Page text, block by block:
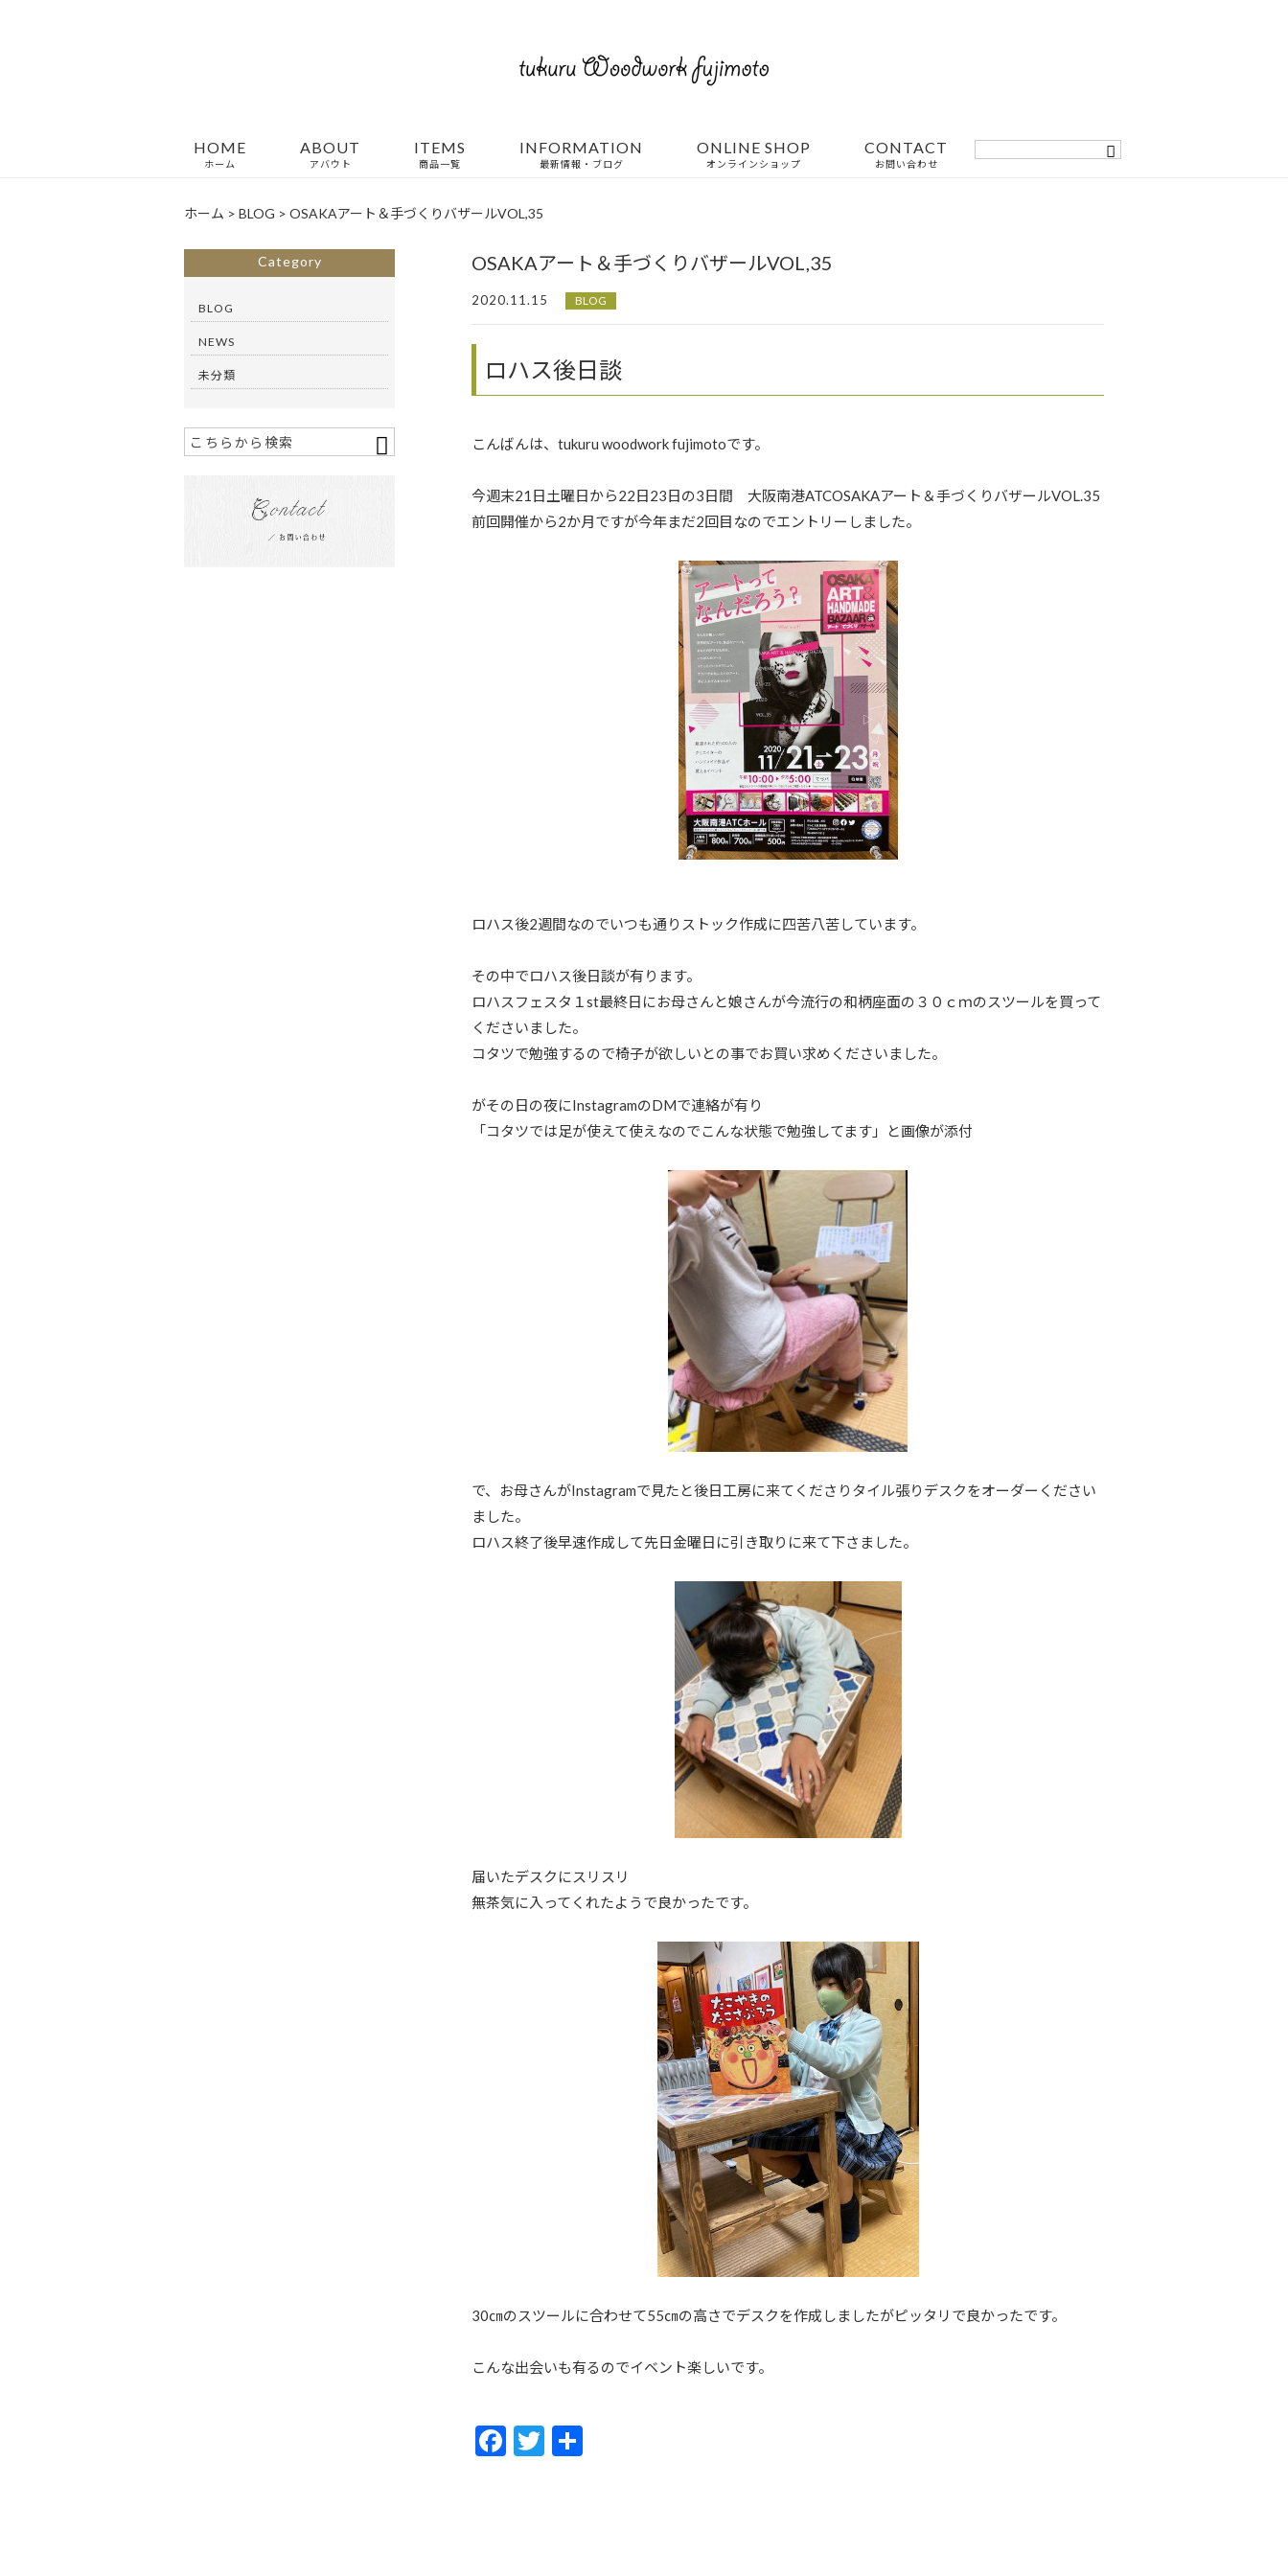
HOME
ホーム
ABOUT
アバウト
ITEMS
商品一覧
INFORMATION
最新情報・ブログ
ONLINE SHOP
オンラインショップ
CONTACT
お問い合わせ
ホーム > BLOG > OSAKAアート＆手づくりバザールVOL,35
OSAKAアート＆手づくりバザールVOL,35
2020.11.15 BLOG
ロハス後日談
こんばんは、tukuru woodwork fujimotoです。
今週末21日土曜日から22日23日の3日間 大阪南港ATCOSAKAアート＆手づくりバザールVOL.35
前回開催から2か月ですが今年まだ2回目なのでエントリーしました。
ロハス後2週間なのでいつも通りストック作成に四苦八苦しています。
その中でロハス後日談が有ります。
ロハスフェスタ１st最終日にお母さんと娘さんが今流行の和柄座面の３０ｃｍのスツールを買って
くださいました。
コタツで勉強するので椅子が欲しいとの事でお買い求めくださいました。
がその日の夜にInstagramのDMで連絡が有り
「コタツでは足が使えて使えなのでこんな状態で勉強してます」と画像が添付
で、お母さんがInstagramで見たと後日工房に来てくださりタイル張りデスクをオーダーください
ました。
ロハス終了後早速作成して先日金曜日に引き取りに来て下さました。
届いたデスクにスリスリ
無茶気に入ってくれたようで良かったです。
30㎝のスツールに合わせて55㎝の高さでデスクを作成しましたがピッタリで良かったです。
こんな出会いも有るのでイベント楽しいです。
F
T
Category
BLOG
NEWS
未分類